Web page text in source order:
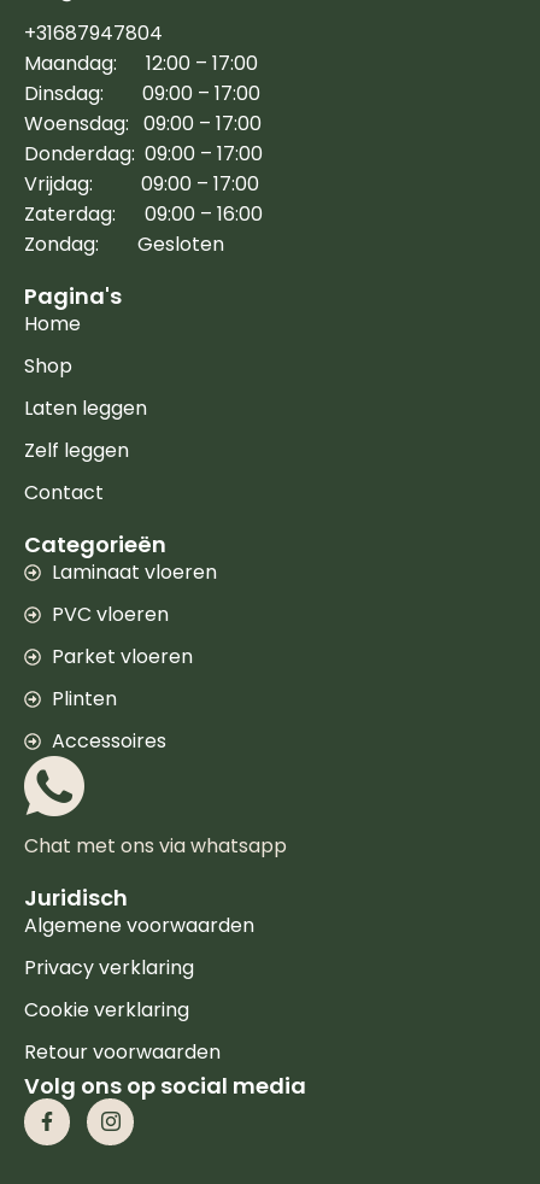
+31687947804
Maandag: 12:00 – 17:00
Dinsdag: 09:00 – 17:00
Woensdag: 09:00 – 17:00
Donderdag: 09:00 – 17:00
Vrijdag: 09:00 – 17:00
Zaterdag: 09:00 – 16:00
Zondag: Gesloten
Pagina's
Home
Shop
Laten leggen
Zelf leggen
Contact
Categorieën
Laminaat vloeren
PVC vloeren
Parket vloeren
Plinten
Accessoires
Chat met ons via whatsapp
Juridisch
Algemene voorwaarden
Privacy verklaring
Cookie verklaring
Retour voorwaarden
Volg ons op social media